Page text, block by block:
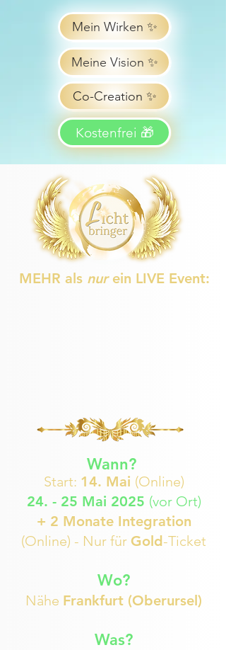
Mein Wirken ✨
Meine Vision ✨
Co-Creation ✨
Kostenfrei 🎁
MEHR als nurein LIVE Event:
Wann?
Start: 14. Mai (Online)
24. - 25 Mai 2025 (vor Ort)
+ 2 Monate Integration
(Online)​ - Nur für Gold-Ticket
Wo?
Nähe Frankfurt (Oberursel)
Was?